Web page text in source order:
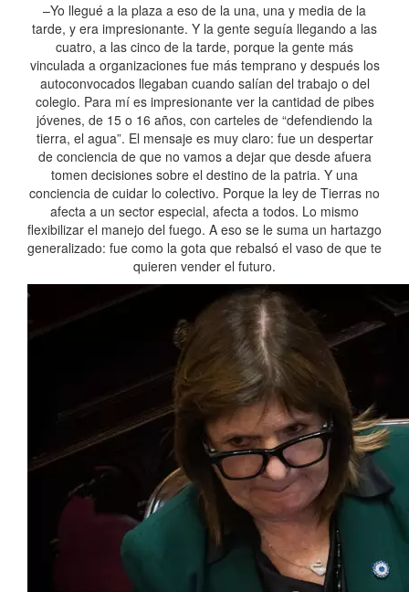
–Yo llegué a la plaza a eso de la una, una y media de la
tarde, y era impresionante. Y la gente seguía llegando a las
cuatro, a las cinco de la tarde, porque la gente más
vinculada a organizaciones fue más temprano y después los
autoconvocados llegaban cuando salían del trabajo o del
colegio. Para mí es impresionante ver la cantidad de pibes
jóvenes, de 15 o 16 años, con carteles de “defendiendo la
tierra, el agua”. El mensaje es muy claro: fue un despertar
de conciencia de que no vamos a dejar que desde afuera
tomen decisiones sobre el destino de la patria. Y una
conciencia de cuidar lo colectivo. Porque la ley de Tierras no
afecta a un sector especial, afecta a todos. Lo mismo
flexibilizar el manejo del fuego. A eso se le suma un hartazgo
generalizado: fue como la gota que rebalsó el vaso de que te
quieren vender el futuro.